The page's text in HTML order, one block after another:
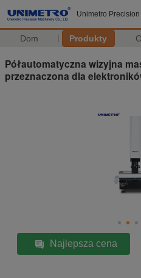
Unimetro
Dom Produkty
Półautomatyczna wizyjna
przeznaczona dla
Najlepsza cena